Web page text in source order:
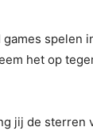
spelen
het op
jij de sterren